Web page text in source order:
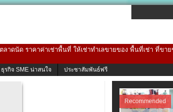
ดนัด ราคาค่าเช่าพื้นที่ ให้เช่าทำเลขายของ พื้นที่เช่า ที่ขา
ธุรกิจ SME น่าสนใจ ประชาสัมพันธ์ฟรี
Recommended